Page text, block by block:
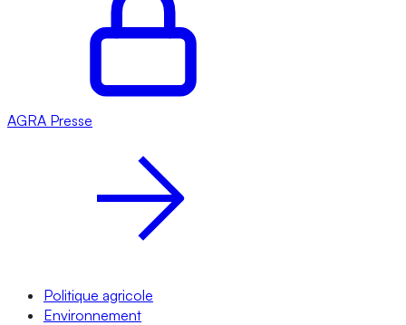
AGRA Presse
Politique agricole
Environnement